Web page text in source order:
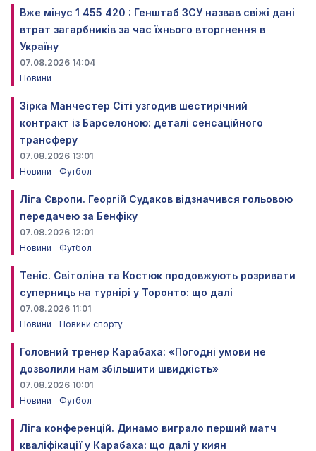
Вже мінус 1 455 420 : Генштаб ЗСУ назвав свіжі дані
втрат загарбників за час їхнього вторгнення в
Україну
07.08.2026 14:04
Новини
Зірка Манчестер Сіті узгодив шестирічний
контракт із Барселоною: деталі сенсаційного
трансферу
07.08.2026 13:01
Новини
Футбол
Ліга Європи. Георгій Судаков відзначився гольовою
передачею за Бенфіку
07.08.2026 12:01
Новини
Футбол
Теніс. Світоліна та Костюк продовжують розривати
суперниць на турнірі у Торонто: що далі
07.08.2026 11:01
Новини
Новини спорту
Головний тренер Карабаха: «Погодні умови не
дозволили нам збільшити швидкість»
07.08.2026 10:01
Новини
Футбол
Ліга конференцій. Динамо виграло перший матч
кваліфікації у Карабаха: що далі у киян